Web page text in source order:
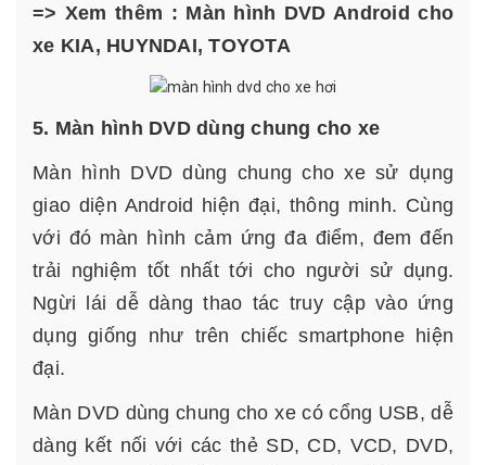
=> Xem thêm : Màn hình DVD Android cho
xe KIA, HUYNDAI, TOYOTA
5. Màn hình DVD dùng chung cho xe
Màn hình DVD dùng chung cho xe sử dụng
giao diện Android hiện đại, thông minh. Cùng
với đó màn hình cảm ứng đa điểm, đem đến
trải nghiệm tốt nhất tới cho người sử dụng.
Ngừi lái dễ dàng thao tác truy cập vào ứng
dụng giống như trên chiếc smartphone hiện
đại.
Màn DVD dùng chung cho xe có cổng USB, dễ
dàng kết nối với các thẻ SD, CD, VCD, DVD,